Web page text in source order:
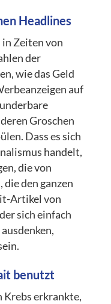
Headlines
in Zeiten von
der
wie das Geld
auf
Groschen
Dass es sich
handelt,
die von
den ganzen
Artikel von
sich einfach
benutzt
Krebs erkrankte,